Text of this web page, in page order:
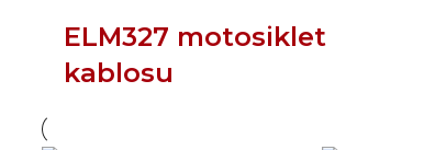
ELM327 motosiklet
kablosu